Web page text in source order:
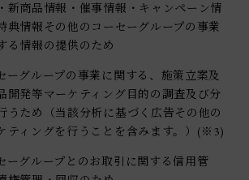
新商品情報・催事情報・キャンペーン情
典情報その他のコーセーグループの事業
る情報の提供のため
ーグループの事業に関する、施策立案及
開発等マーケティング目的の調査及び分
うため（当該分析に基づく広告その他の
ティングを行うことを含みます。）(※3)
ーグループとのお取引に関する信用管